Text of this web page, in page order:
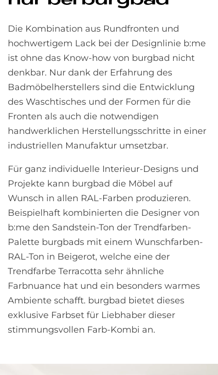
Die Kombination aus Rundfronten und
hochwertigem Lack bei der Designlinie b:me
ist ohne das Know-how von burgbad nicht
denkbar. Nur dank der Erfahrung des
Badmöbelherstellers sind die Entwicklung
des Waschtisches und der Formen für die
Fronten als auch die notwendigen
handwerklichen Herstellungsschritte in einer
industriellen Manufaktur umsetzbar.
Für ganz individuelle Interieur-Designs und
Projekte kann burgbad die Möbel auf
Wunsch in allen RAL-Farben produzieren.
Beispielhaft kombinierten die Designer von
b:me den Sandstein-Ton der Trendfarben-
Palette burgbads mit einem Wunschfarben-
RAL-Ton in Beigerot, welche eine der
Trendfarbe Terracotta sehr ähnliche
Farbnuance hat und ein besonders warmes
Ambiente schafft. burgbad bietet dieses
exklusive Farbset für Liebhaber dieser
stimmungsvollen Farb-Kombi an.